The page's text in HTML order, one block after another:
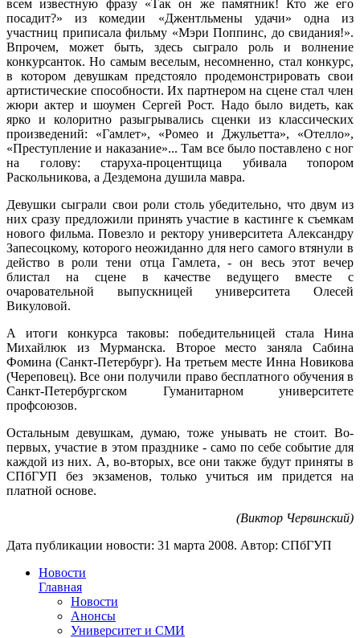
всем известную фразу «Так он же памятник! Кто же его
посадит?» из комедии «Джентльмены удачи» одна из
участниц приписала фильму «Мэри Поппинс, до свидания!».
Впрочем, может быть, здесь сыграло роль и волнение
конкурсанток. Но самым веселым, несомненно, стал конкурс,
в котором девушкам предстояло продемонстрировать свои
артистические способности. Их партнером на сцене стал член
жюри актер и шоумен Сергей Рост. Надо было видеть, как
ярко и колоритно разыгрывались сценки из классических
произведений: «Гамлет», «Ромео и Джульетта», «Отелло»,
«Преступление и наказание»... Там все было поставлено с ног
на голову: старуха-процентщица убивала топором
Раскольникова, а Дездемона душила мавра.
Девушки сыграли свои роли столь убедительно, что двум из
них сразу предложили принять участие в кастинге к съемкам
нового фильма. Повезло и ректору университета Александру
Запесоцкому, которого неожиданно для него самого втянули в
действо в роли тени отца Гамлета, - он весь этот вечер
блистал на сцене в качестве ведущего вместе с
очаровательной выпускницей университета Олесей
Викуловой.
А итоги конкурса таковы: победительницей стала Нина
Михайлюк из Мурманска. Второе место заняла Сабина
Фомина (Санкт-Петербург). На третьем месте Инна Новикова
(Череповец). Все они получили право бесплатного обучения в
Санкт-Петербургском Гуманитарном университете
профсоюзов.
Остальным девушкам, думаю, тоже унывать не стоит. Во-
первых, участие в этом празднике - само по себе событие для
каждой из них. А, во-вторых, все они также будут приняты в
СПбГУП без экзаменов, только учиться им придется на
платной основе.
(Виктор Червинский)
Дата публикации новости: 31 марта 2008. Автор: СПбГУП
Новости
Главная
Новости
Анонсы
Университет и СМИ